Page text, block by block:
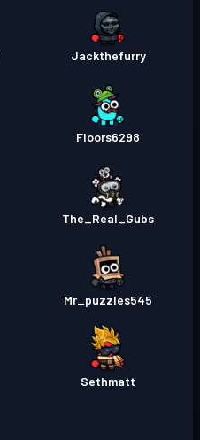
Jackthefurry
Floors6298
The_Real_Gubs
Mr_puzzles545
Sethmatt